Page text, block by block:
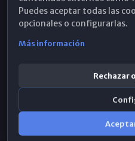
Puedes aceptar todas las
opcionales o configurarlas.
Más información
Rechazar